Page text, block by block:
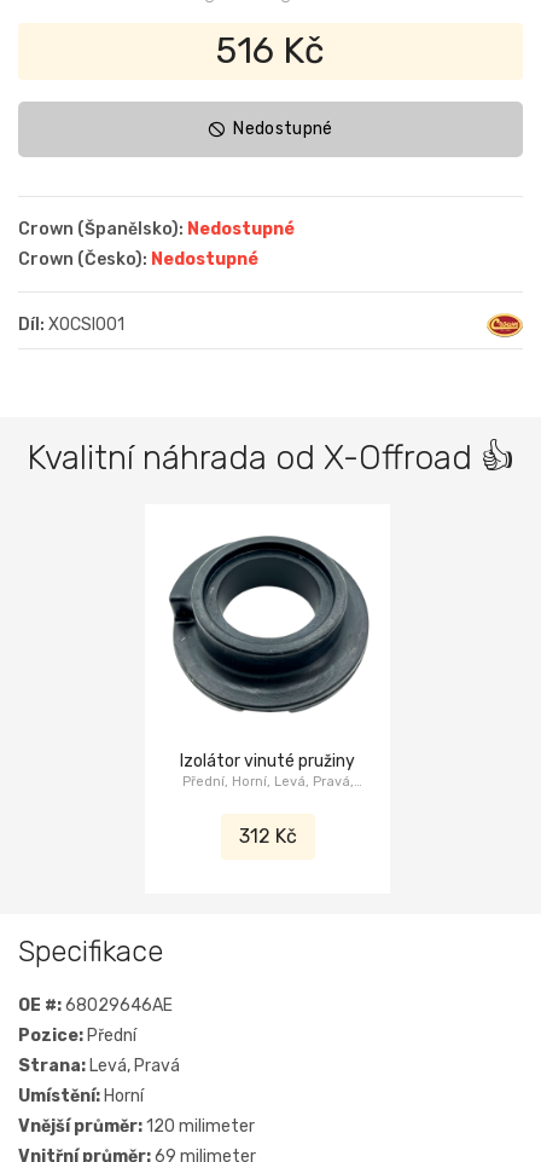
516 Kč
Nedostupné
Crown (Španělsko): Nedostupné
Crown (Česko): Nedostupné
Díl: XOCSI001
Kvalitní náhrada od X-Offroad 👍
Izolátor vinuté pružiny
Přední, Horní, Levá, Pravá,
WD 2011-2025
312 Kč
Specifikace
OE #:68029646AE
Pozice: Přední
Strana: Levá, Pravá
Umístění: Horní
Vnější průměr:120 milimeter
Vnitřní průměr:69 milimeter